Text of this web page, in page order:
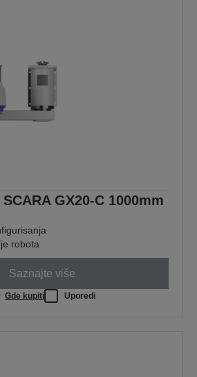
GX20-C 1000mm
robota
Saznajte više
Gde kupiti Uporedi